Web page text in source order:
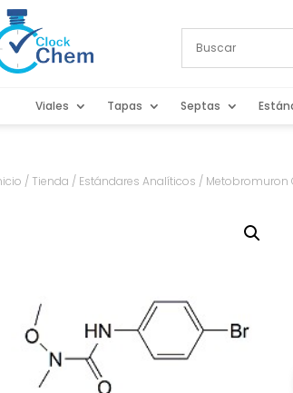
Viales Tapas Septas
/ Tienda / Estándares Analíticos / Metobromuron